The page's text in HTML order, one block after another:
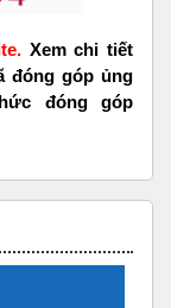
Xem chi tiết
đóng góp ủng
đóng góp